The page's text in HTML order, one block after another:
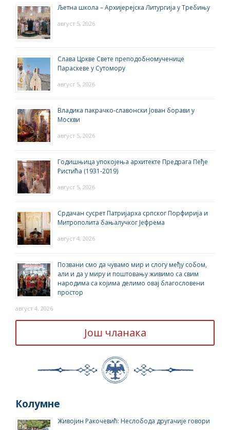
Љетна школа – Архијерејска Литургија у Требињу
август 5, 2026
Слава Цркве Свете преподобномученице
Параскеве у Сутомору
август 5, 2026
Владика пакрачко-славонски Јован борави у
Москви
август 5, 2026
Годишњица упокојења архитекте Предрага Пеђе
Ристића (1931-2019)
август 5, 2026
Срдачан сусрет Патријарха српског Порфирија и
Митрополита бањалучког Јефрема
август 4, 2026
Позвани смо да чувамо мир и слогу међу собом,
али и да у миру и поштовању живимо са свим
народима са којима делимо овај благословени
простор
август 4, 2026
Још чланака
Колумне
Живојин Ракочевић: Неслобода другачије говори